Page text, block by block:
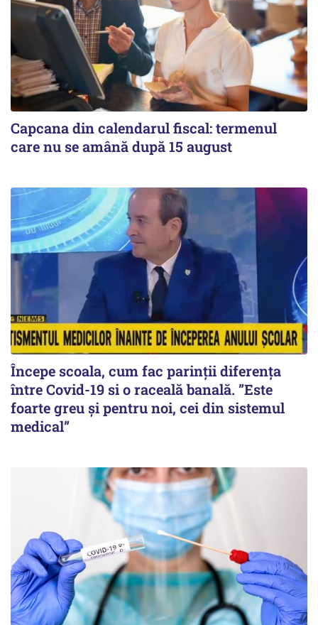
Capcana din calendarul fiscal: termenul
care nu se amână după 15 august
Începe scoala, cum fac parinții diferența
între Covid-19 si o raceală banală. ”Este
foarte greu și pentru noi, cei din sistemul
medical”